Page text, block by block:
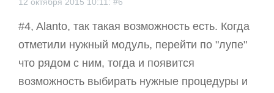
#4, Alanto, так такая возможность есть. Когда
отметили нужный модуль, перейти по "лупе"
что рядом с ним, тогда и появится
возможность выбирать нужные процедуры и